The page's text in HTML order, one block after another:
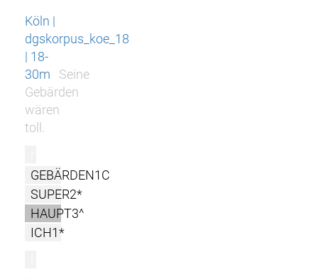
Köln |
dgskorpus_koe_18
| 18-
30m
Seine
Gebärden
wären
toll.
GEBÄRDEN1C
SUPER2*
HAUPT3^
ICH1*